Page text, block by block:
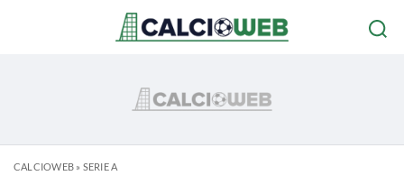
CALCIOWEB» SERIE A